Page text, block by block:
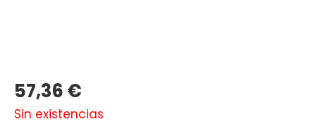
57,36€
Sin existencias